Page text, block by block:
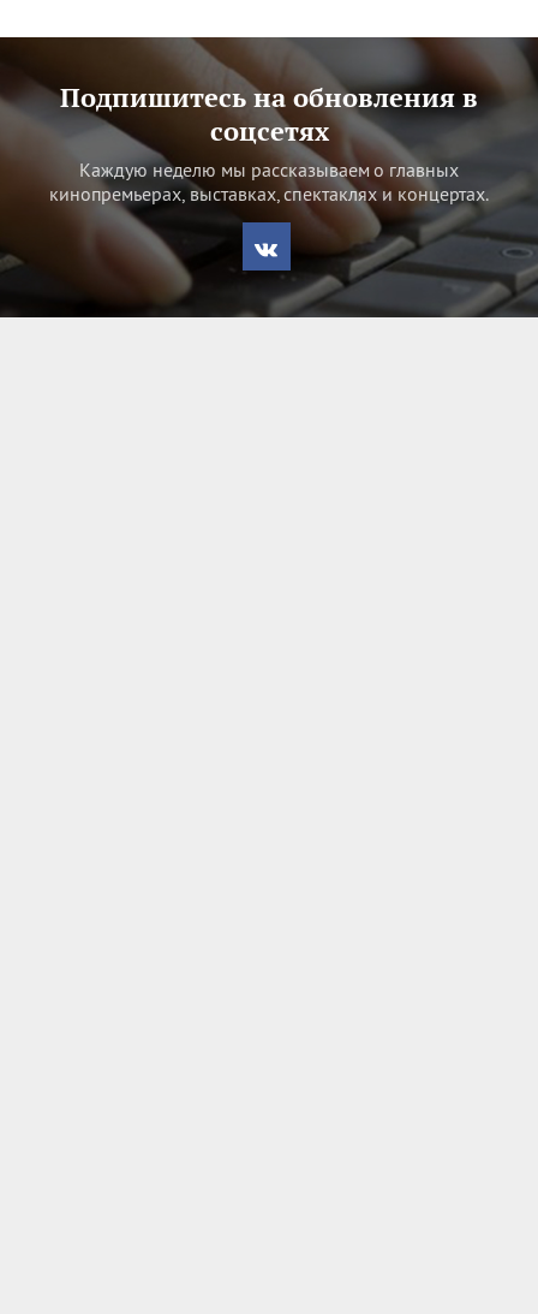
Подпишитесь на обновления в
соцсетях
Каждую неделю мы рассказываем о главных
кинопремьерах, выставках, спектаклях и концертах.